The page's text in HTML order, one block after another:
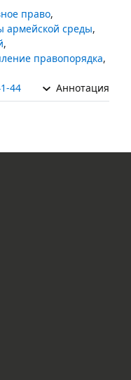
право,
армейской среды,
,
правопорядка,
44 Аннотация